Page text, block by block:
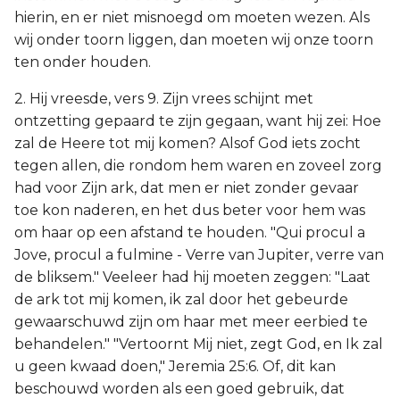
hierin, en er niet misnoegd om moeten wezen. Als
wij onder toorn liggen, dan moeten wij onze toorn
ten onder houden.
2. Hij vreesde, vers 9. Zijn vrees schijnt met
ontzetting gepaard te zijn gegaan, want hij zei: Hoe
zal de Heere tot mij komen? Alsof God iets zocht
tegen allen, die rondom hem waren en zoveel zorg
had voor Zijn ark, dat men er niet zonder gevaar
toe kon naderen, en het dus beter voor hem was
om haar op een afstand te houden. "Qui procul a
Jove, procul a fulmine - Verre van Jupiter, verre van
de bliksem." Veeleer had hij moeten zeggen: "Laat
de ark tot mij komen, ik zal door het gebeurde
gewaarschuwd zijn om haar met meer eerbied te
behandelen." "Vertoornt Mij niet, zegt God, en Ik zal
u geen kwaad doen," Jeremia 25:6. Of, dit kan
beschouwd worden als een goed gebruik, dat